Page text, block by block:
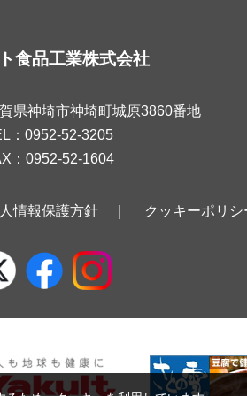
食品工業株式会社
県神埼市神埼町城原3860番地
：0952-52-3205
：0952-52-1604
情報保護方針 クッキーポリシ